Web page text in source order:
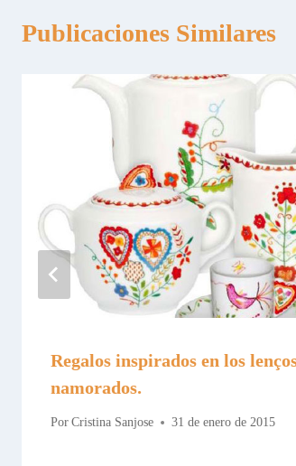
Publicaciones Similares
Regalos inspirados en los
namorados.
Por Cristina Sanjose 31 de enero de 2015